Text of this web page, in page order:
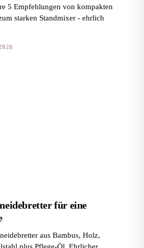
5 Empfehlungen von kompakten
starken Standmixer - ehrlich
für eine
aus Bambus, Holz,